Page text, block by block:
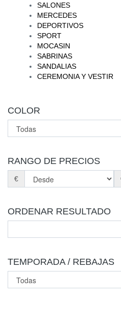
SALONES
MERCEDES
DEPORTIVOS
SPORT
MOCASIN
SABRINAS
SANDALIAS
CEREMONIA Y VESTIR
COLOR
RANGO DE PRECIOS
€
ORDENAR RESULTADO
TEMPORADA / REBAJAS